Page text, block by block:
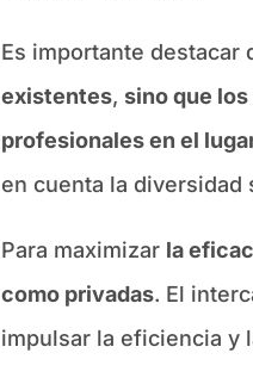
Es importante destacar
existentes,sino que
profesionales en el
en cuenta la
Para maximizar la
como privadas. El
impulsar la eficiencia y